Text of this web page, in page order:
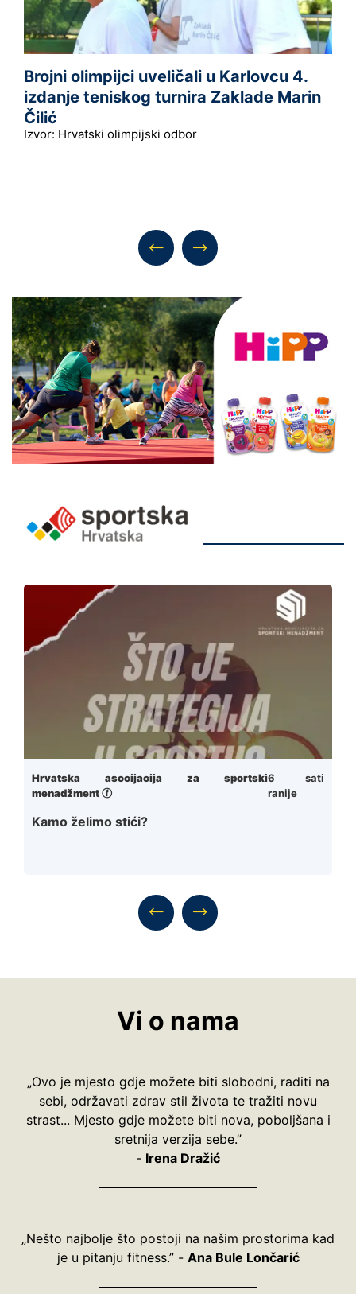
Brojni olimpijci uveličali u Karlovcu 4.
izdanje teniskog turnira Zaklade Marin
Čilić
Izvor: Hrvatski olimpijski odbor
Hrvatska asocijacija za sportski
menadžment ⓕ
6 sati
ranije
Kamo želimo stići?
Vi o nama
„Ovo je mjesto gdje možete biti slobodni, raditi na
sebi, održavati zdrav stil života te tražiti novu
strast... Mjesto gdje možete biti nova, poboljšana i
sretnija verzija sebe.”
- Irena Dražić
„Nešto najbolje što postoji na našim prostorima kad
je u pitanju fitness.” - Ana Bule Lončarić